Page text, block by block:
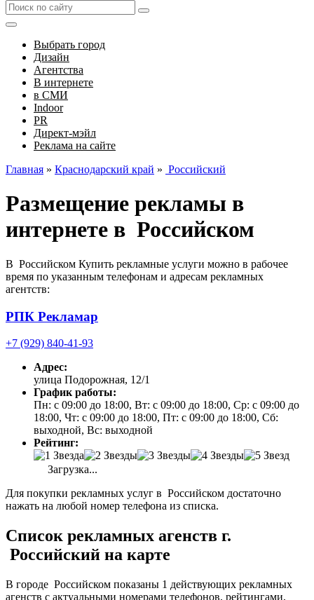
Выбрать город
Дизайн
Агентства
В интернете
в СМИ
Indoor
PR
Директ-мэйл
Реклама на сайте
Главная » Краснодарский край » Российский
Размещение рекламы в
интернете в Российском
В Российском Купить рекламные услуги можно в рабочее
время по указанным телефонам и адресам рекламных
агентств:
РПК Рекламар
+7 (929) 840-41-93
Адрес:
улица Подорожная, 12/1
График работы:
Пн: с 09:00 до 18:00, Вт: с 09:00 до 18:00, Ср: с 09:00 до
18:00, Чт: с 09:00 до 18:00, Пт: с 09:00 до 18:00, Сб:
выходной, Вс: выходной
Рейтинг:
Загрузка...
Для покупки рекламных услуг в Российском достаточно
нажать на любой номер телефона из списка.
Список рекламных агенств г.
Российский на карте
В городе Российском показаны 1 действующих рекламных
агенств с актуальными номерами телефонов, рейтингами,